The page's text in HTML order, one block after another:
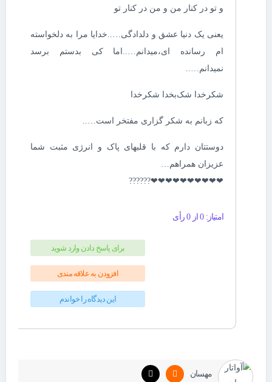
و تو در کنار من و من در کنار تو
یعنی یک دنیا عشق و دلدادگی…..خدایا مرا به دلخواسته
ام رسانده ای،میدانم…..اما کی بدستم برسد
نمیدانم…..
شکرخدا شک‌بخدا شکرخدا
که زبانم به شکر گزاری مفتخر است…..
دوستتان دارم که با قلبهای پاک و انرژی مثبت شما
عزیزان همراهم…
❤❤❤❤❤❤❤❤❤❤??????
امتیاز: 0 از 0 رأی
برای پاسخ دادن وارد شوید
افزودن به علاقه مندی
این دیدگاه را خواندم
مهسان